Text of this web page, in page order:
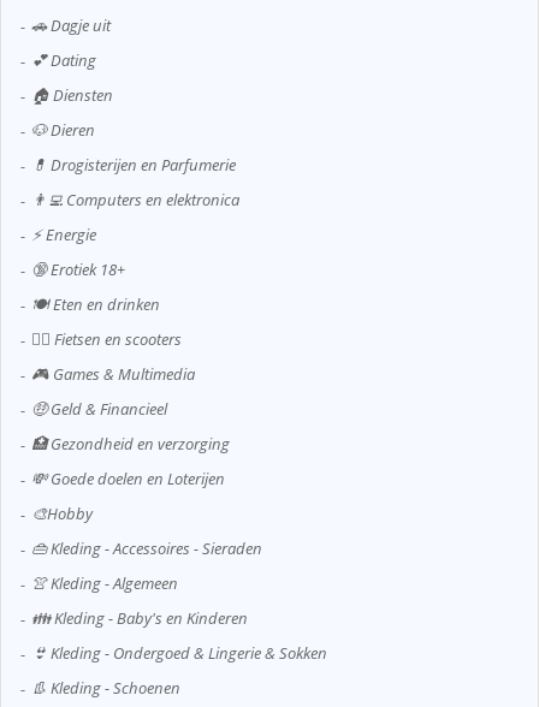
🚗 Dagje uit
💕 Dating
🏠 Diensten
🐶 Dieren
💊 Drogisterijen en Parfumerie
👨‍💻 Computers en elektronica
⚡ Energie
🔞 Erotiek 18+
🍽️ Eten en drinken
🚴‍♂️ Fietsen en scooters
🎮 Games & Multimedia
🤑 Geld & Financieel
🏥 Gezondheid en verzorging
💸 Goede doelen en Loterijen
🎨Hobby
👜 Kleding - Accessoires - Sieraden
👚 Kleding - Algemeen
👪 Kleding - Baby's en Kinderen
👙 Kleding - Ondergoed & Lingerie & Sokken
👢 Kleding - Schoenen